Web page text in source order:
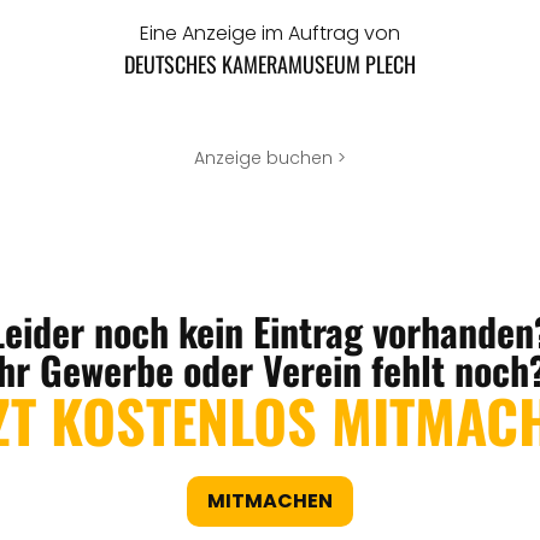
Eine Anzeige im Auftrag von
DEUTSCHES KAMERAMUSEUM PLECH
Anzeige buchen >
noch kein Eintrag
Gewerbe oder Verein fehlt
KOSTENLOS
MITMACHEN